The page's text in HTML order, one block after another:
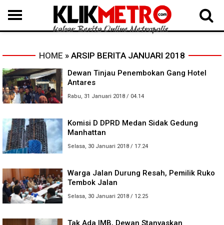
MEDAN LANGKAT DAIRI SAMOSIR TAPUT BATUBARA DELISERDANG
HOME » ARSIP BERITA JANUARI 2018
Dewan Tinjau Penembokan Gang Hotel
Antares
Rabu, 31 Januari 2018 / 04.14
Komisi D DPRD Medan Sidak Gedung
Manhattan
Selasa, 30 Januari 2018 / 17.24
Warga Jalan Durung Resah, Pemilik Ruko
Tembok Jalan
Selasa, 30 Januari 2018 / 12.25
Tak Ada IMB, Dewan Stanvaskan